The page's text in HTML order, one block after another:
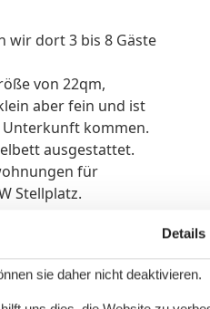
wir dort 3 bis 8 Gäste
von 22qm,
aber fein und ist
Unterkunft kommen.
ausgestattet.
für
Stellplatz.
Details
sie daher nicht deaktivieren.